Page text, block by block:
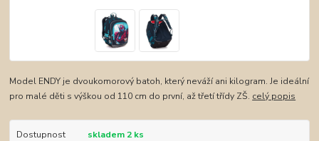
Model ENDY je dvoukomorový batoh, který neváží ani kilogram. Je ideální
pro malé děti s výškou od 110 cm do první, až třetí třídy ZŠ. celý popis
Dostupnost
skladem 2 ks